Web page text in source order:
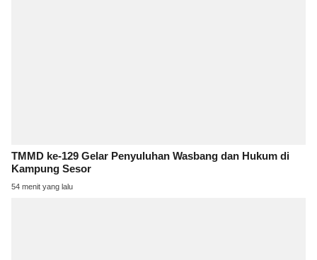
TMMD ke-129 Gelar Penyuluhan Wasbang dan Hukum di
Kampung Sesor
54 menit yang lalu